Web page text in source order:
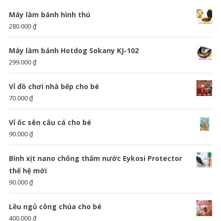
Máy làm bánh hình thú
280.000₫
Máy làm bánh Hotdog Sokany KJ-102
299.000₫
Vỉ đồ chơi nhà bếp cho bé
70.000₫
Vỉ ốc sên câu cá cho bé
90.000₫
Bình xịt nano chống thấm nước Eykosi Protector
thế hệ mới
90.000₫
Lều ngủ công chúa cho bé
400.000₫